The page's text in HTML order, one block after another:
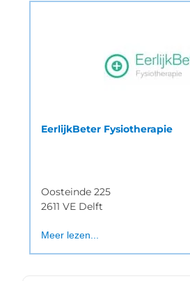
EerlijkBeter Fysiotherapie
Oosteinde 225
2611 VE Delft
Meer lezen...